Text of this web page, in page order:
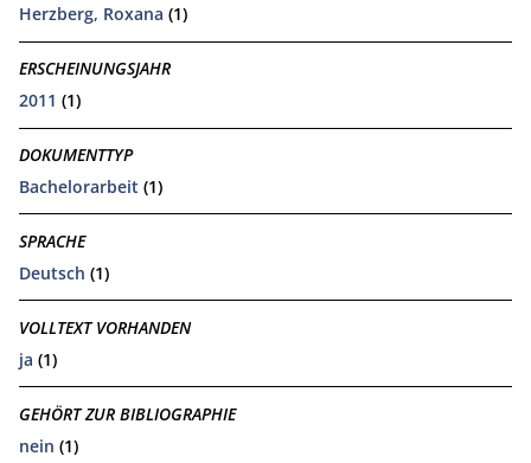
Herzberg, Roxana (1)
ERSCHEINUNGSJAHR
2011 (1)
DOKUMENTTYP
Bachelorarbeit (1)
SPRACHE
Deutsch (1)
VOLLTEXT VORHANDEN
ja (1)
GEHÖRT ZUR BIBLIOGRAPHIE
nein (1)